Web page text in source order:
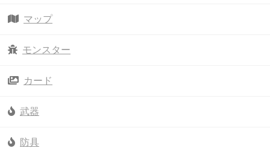
マップ
モンスター
カード
武器
防具